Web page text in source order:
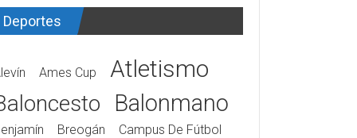
Deportes
Ames Cup Atletismo
Balonmano
Breogán
Campus De Fútbol